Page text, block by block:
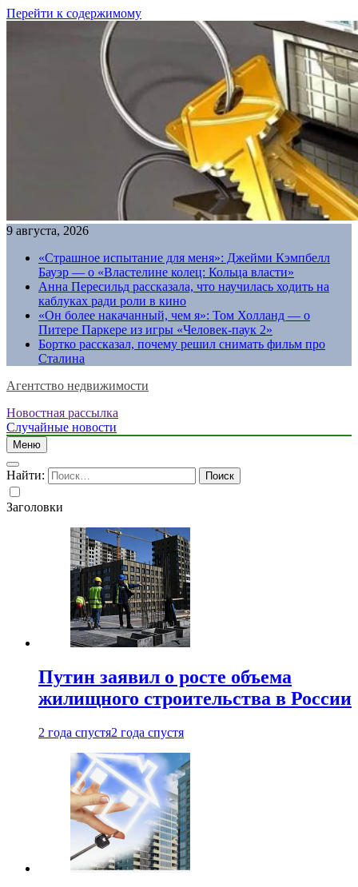
Перейти к содержимому
9 августа, 2026
«Страшное испытание для меня»: Джейми Кэмпбелл
Бауэр — о «Властелине колец: Кольца власти»
Анна Пересильд рассказала, что научилась ходить на
каблуках ради роли в кино
«Он более накачанный, чем я»: Том Холланд — о
Питере Паркере из игры «Человек-паук 2»
Бортко рассказал, почему решил снимать фильм про
Сталина
Агентство недвижимости
Новостная рассылка
Случайные новости
Меню
Найти:
Заголовки
Путин заявил о росте объема
жилищного строительства в России
2 года спустя2 года спустя